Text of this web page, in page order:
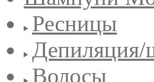
Ресницы
Депиляция/
Волосы